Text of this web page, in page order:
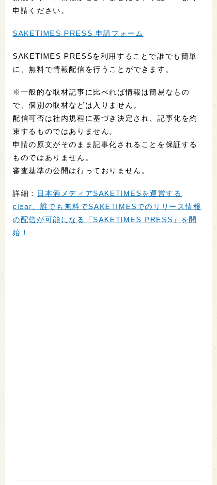
申請ください。
SAKETIMES PRESS 申請フォーム
SAKETIMES PRESSを利用することで誰でも簡単
に、無料で情報配信を行うことができます。
※一般的な取材記事に比べれば情報は簡易なもの
で、個別の取材などは入りません。
配信可否は社内規程に基づき決定され、記事化を約
束するものではありません。
申請の原文がそのまま記事化されることを保証する
ものではありません。
審査基準の公開は行っておりません。
詳細： 日本酒メディアSAKETIMESを運営する
clear、誰でも無料でSAKETIMESでのリリース情報
の配信が可能になる「SAKETIMES PRESS」を開
始！